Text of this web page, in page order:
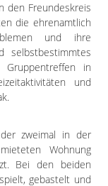
den Freundeskreis
die ehrenamtlich
und ihre
selbstbestimmtes
Gruppentreffen in
und
zweimal in der
Wohnung
Bei den beiden
gebastelt und